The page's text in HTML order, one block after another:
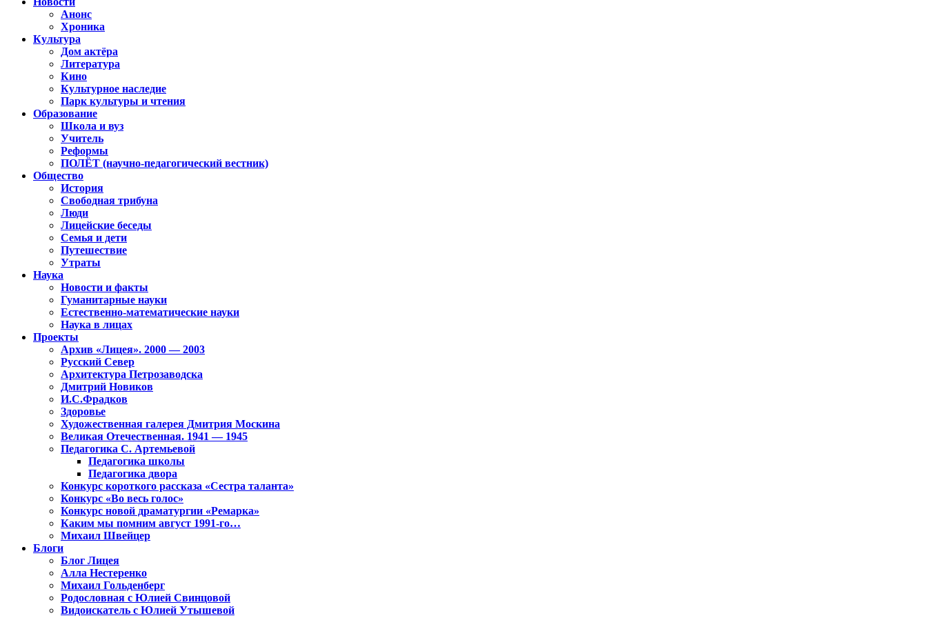
Анонс
Хроника
Культура
Дом актёра
Литература
Кино
Культурное наследие
Парк культуры и чтения
Образование
Школа и вуз
Учитель
Реформы
ПОЛЁТ (научно-педагогический вестник)
Общество
История
Свободная трибуна
Люди
Лицейские беседы
Семья и дети
Путешествие
Утраты
Наука
Новости и факты
Гуманитарные науки
Естественно-математические науки
Наука в лицах
Проекты
Архив «Лицея». 2000 — 2003
Русский Север
Архитектура Петрозаводска
Дмитрий Новиков
И.С.Фрадков
Здоровье
Художественная галерея Дмитрия Москина
Великая Отечественная. 1941 — 1945
Педагогика С. Артемьевой
Педагогика школы
Педагогика двора
Конкурс короткого рассказа «Сестра таланта»
Конкурс «Во весь голос»
Конкурс новой драматургии «Ремарка»
Каким мы помним август 1991-го…
Михаил Швейцер
Блоги
Блог Лицея
Алла Нестеренко
Михаил Гольденберг
Родословная с Юлией Свинцовой
Видоискатель с Юлией Утышевой